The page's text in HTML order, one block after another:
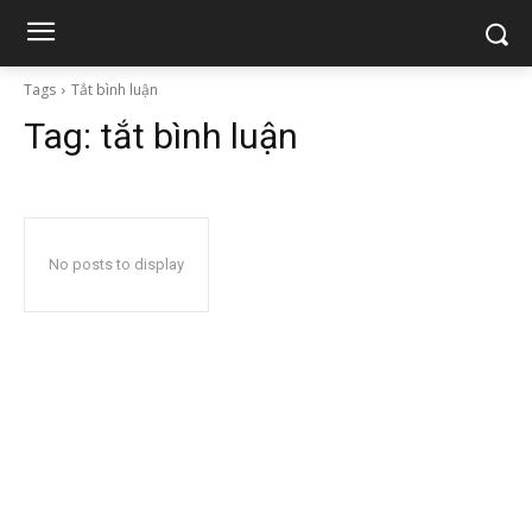
Tags Tắt bình luận
Tag: tắt bình luận
No posts to display